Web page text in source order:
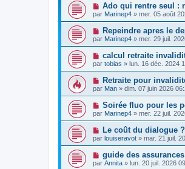
N
o
u
v
e
a
u
m
e
s
s
a
g
e
Ado qui rentre seul :
par Marinep4 » mer. 05 août
N
o
u
e
a
u
m
e
s
s
a
g
e
Repeindre apres le
par Marinep4 » mer. 29 juil.
N
o
u
v
e
a
u
m
e
s
s
a
g
e
calcul retraite
par tobias » lun. 16 déc. 2024
N
o
u
v
e
a
u
e
s
a
g
Retraite pour
par Man » dim. 07 juin 2026
N
o
u
v
e
a
u
m
e
Soirée fluo pour les
par Marinep4 » mer. 22 juil.
N
o
u
e
a
Le coût du dialogue ?
par louiseravot » mar. 21 juil.
N
o
guide des
par Annita » lun. 20 juil. 2026